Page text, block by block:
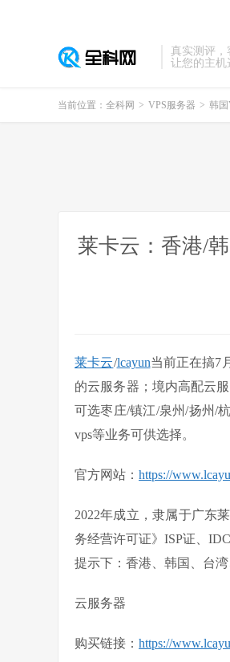
真实测评，
让您的主机
当前位置： 全科网 > VPS服务器 > 韩国
莱卡云：香港/
莱卡云/lcayun当前正在搞7
的云服务器；境内高配云
可选枣庄/镇江/泉州/扬州/
vps等业务可供选择。
官方网站： https://
2022年成立，隶属于广东
务经营许可证》ISP证、
提示下：香港、韩国、台
云服务器
购买链接： https://